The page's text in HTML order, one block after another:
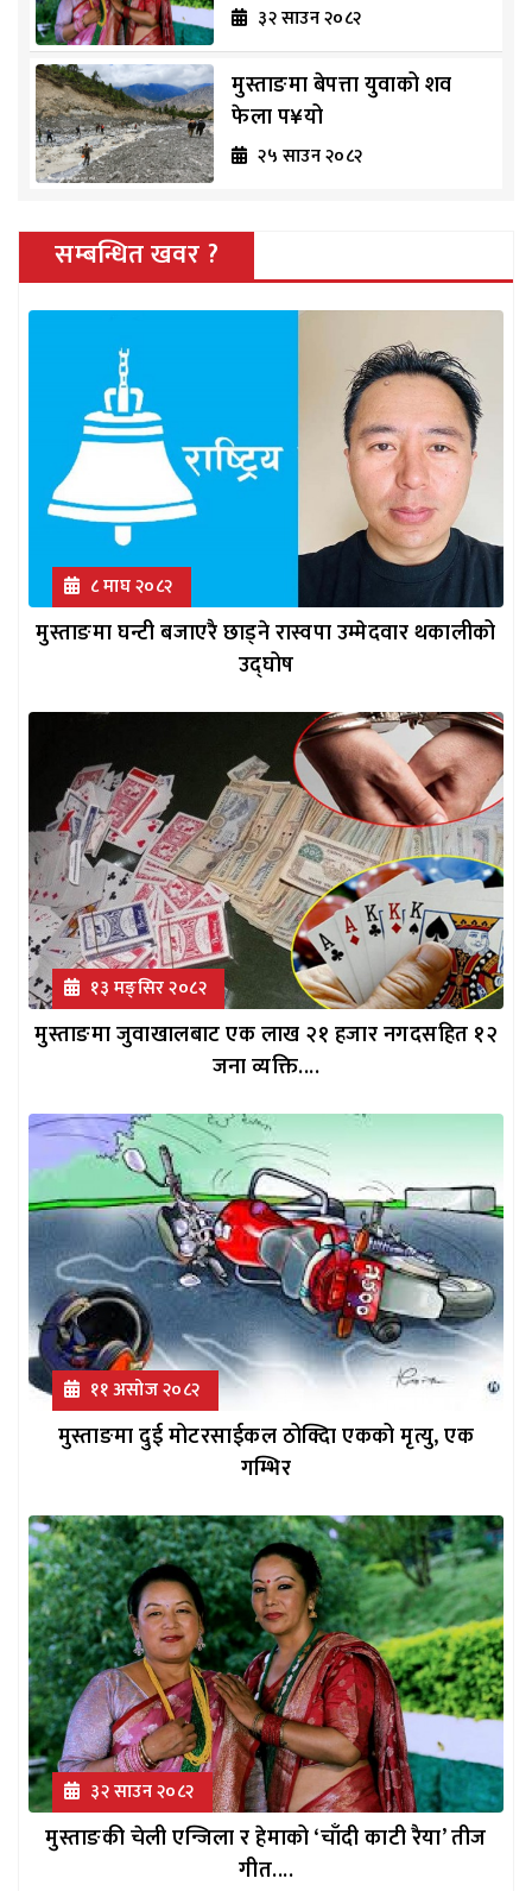
३२ साउन २०८२
मुस्ताङमा बेपत्ता युवाको शव
फेला प¥यो
२५ साउन २०८२
सम्बन्धित खवर ?
८ माघ २०८२
मुस्ताङमा घन्टी बजाएरै छाड्ने रास्वपा उम्मेदवार थकालीको
उद्घोष
१३ मङ्सिर २०८२
मुस्ताङमा जुवाखालबाट एक लाख २१ हजार नगदसहित १२
जना व्यक्ति....
११ असोज २०८२
मुस्ताङमा दुई मोटरसाईकल ठोक्दिा एकको मृत्यु, एक
गम्भिर
३२ साउन २०८२
मुस्ताङकी चेली एन्जिला र हेमाको ‘चाँदी काटी रैया’ तीज
गीत....